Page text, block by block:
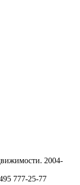
2004-
777-25-77